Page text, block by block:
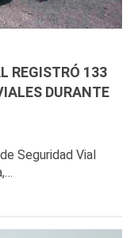
REGISTRÓ 133
DURANTE
Seguridad Vial